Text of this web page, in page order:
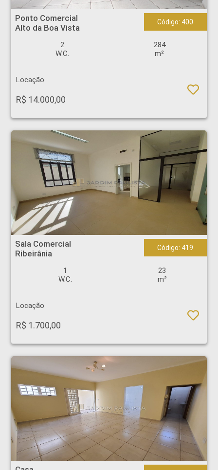
Ponto Comercial - Alto da Boa Vista - Ribeirão Preto
Ponto Comercial
Alto da Boa Vista
Código: 400
2
W.C.
284
m²
Locação
R$ 14.000,00
Sala Comercial - Ribeirânia - Ribeirão Preto
Sala Comercial
Ribeirânia
Código: 419
1
W.C.
23
m²
Locação
R$ 1.700,00
Casa - Campos Eliseos - Ribeirão Preto